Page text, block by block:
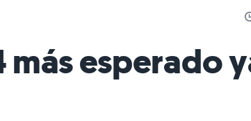
esperado